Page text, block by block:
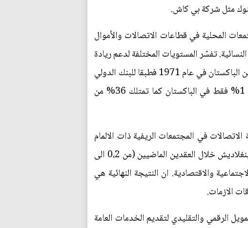
مثل شركة بي كاش.
المحلية في قطاعات الاتصالات والأموال
تفسّر المستويات المختلفة لدعم ريادة
الاعمال من أسفل القاعدة الى اعلاها جزئيا المسار المتباين لتنمية المرأة بعد استقلال بنغلاديش عن الباكستان في عام 1971 فطبقا للبنك الدولي
على الأقل 10% من البنغلاديشيات لديهن حساب للأموال من خلال الهاتف النقال مقارنة بنسبة 1% فقط في الباكستان كما تمتلك 36% من
في المجتمعات الريفية ذات الالمام
المحدود بالقراءة والكتابة وربما هذا يفسّر النمو الكبير في معدل الاشتراك في الهاتف النقال في بنغلاديش خلال العقدين الماضيين (من 0،2 الى
والاقتصادية. ان النتيجة النهائية هي
الازمات.
الرقمي والتقليدي لتقديم الخدمات العامة